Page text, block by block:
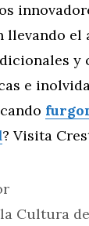
llevando el
y
e
? Visita
Cultura